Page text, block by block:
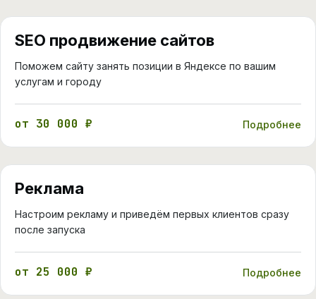
SEO продвижение сайтов
Поможем сайту занять позиции в Яндексе по вашим
услугам и городу
от 30 000 ₽ Подробнее
Реклама
Настроим рекламу и приведём первых клиентов сразу
после запуска
от 25 000 ₽ Подробнее